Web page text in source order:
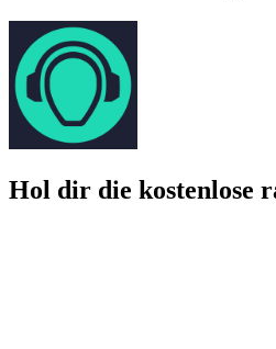
Hol dir die kostenlose